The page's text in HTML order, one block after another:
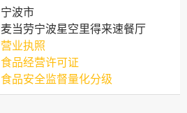
宁波市
麦当劳宁波星空里得来速餐厅
营业执照
食品经营许可证
食品安全监督量化分级